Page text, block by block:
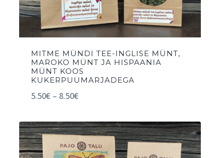
MITME MÜNDI TEE-INGLISE MÜNT,
MAROKO MÜNT JA HISPAANIA
MÜNT KOOS
KUKERPUUMARJADEGA
5.50€ – 8.50€